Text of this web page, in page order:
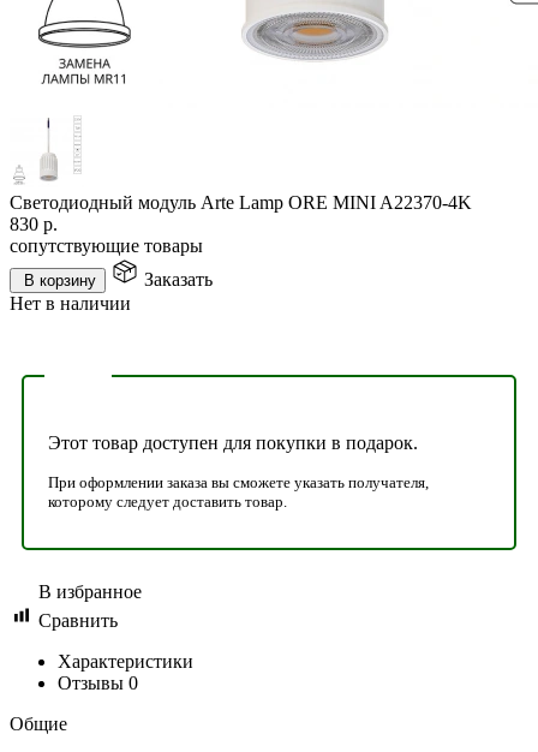
Светодиодный модуль Arte Lamp ORE MINI A22370-4K
830 р.
сопутствующие товары
В корзину
Заказать
Нет в наличии
Этот товар доступен для покупки в подарок.
При оформлении заказа вы сможете указать получателя,
которому следует доставить товар.
В избранное
Сравнить
Характеристики
Отзывы 0
Общие